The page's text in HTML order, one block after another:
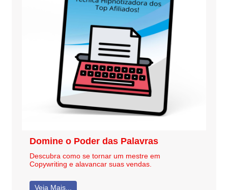
Domine o Poder das Palavras
Descubra como se tornar um mestre em
Copywriting e alavancar suas vendas.
Veja Mais...